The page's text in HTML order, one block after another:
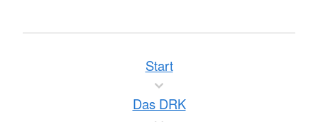
Start
Das DRK